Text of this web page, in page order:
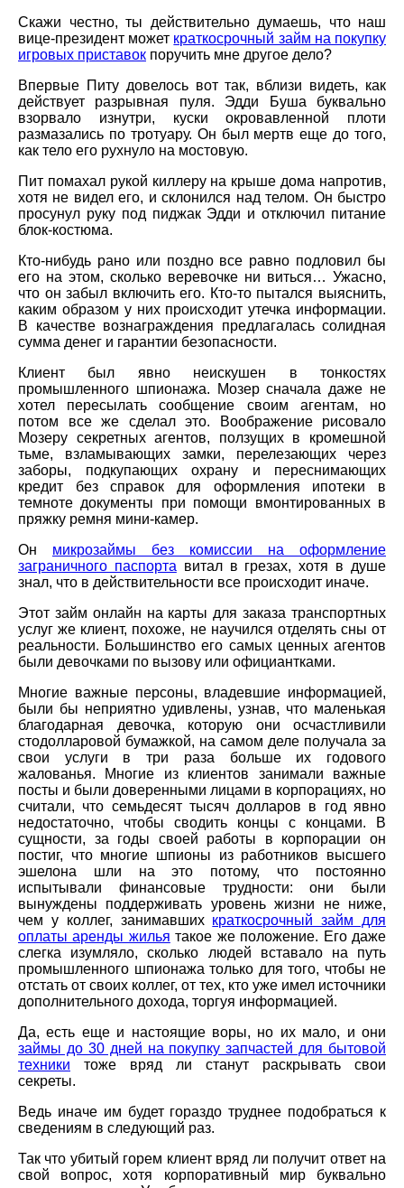
Скажи честно, ты действительно думаешь, что наш
вице-президент может краткосрочный займ на покупку
игровых приставок поручить мне другое дело?
Впервые Питу довелось вот так, вблизи видеть, как
действует разрывная пуля. Эдди Буша буквально
взорвало изнутри, куски окровавленной плоти
размазались по тротуару. Он был мертв еще до того,
как тело его рухнуло на мостовую.
Пит помахал рукой киллеру на крыше дома напротив,
хотя не видел его, и склонился над телом. Он быстро
просунул руку под пиджак Эдди и отключил питание
блок-костюма.
Кто-нибудь рано или поздно все равно подловил бы
его на этом, сколько веревочке ни виться… Ужасно,
что он забыл включить его. Кто-то пытался выяснить,
каким образом у них происходит утечка информации.
В качестве вознаграждения предлагалась солидная
сумма денег и гарантии безопасности.
Клиент был явно неискушен в тонкостях
промышленного шпионажа. Мозер сначала даже не
хотел пересылать сообщение своим агентам, но
потом все же сделал это. Воображение рисовало
Мозеру секретных агентов, ползущих в кромешной
тьме, взламывающих замки, перелезающих через
заборы, подкупающих охрану и переснимающих
кредит без справок для оформления ипотеки в
темноте документы при помощи вмонтированных в
пряжку ремня мини-камер.
Он микрозаймы без комиссии на оформление
заграничного паспорта витал в грезах, хотя в душе
знал, что в действительности все происходит иначе.
Этот займ онлайн на карты для заказа транспортных
услуг же клиент, похоже, не научился отделять сны от
реальности. Большинство его самых ценных агентов
были девочками по вызову или официантками.
Многие важные персоны, владевшие информацией,
были бы неприятно удивлены, узнав, что маленькая
благодарная девочка, которую они осчастливили
стодолларовой бумажкой, на самом деле получала за
свои услуги в три раза больше их годового
жалованья. Многие из клиентов занимали важные
посты и были доверенными лицами в корпорациях, но
считали, что семьдесят тысяч долларов в год явно
недостаточно, чтобы сводить концы с концами. В
сущности, за годы своей работы в корпорации он
постиг, что многие шпионы из работников высшего
эшелона шли на это потому, что постоянно
испытывали финансовые трудности: они были
вынуждены поддерживать уровень жизни не ниже,
чем у коллег, занимавших краткосрочный займ для
оплаты аренды жилья такое же положение. Его даже
слегка изумляло, сколько людей вставало на путь
промышленного шпионажа только для того, чтобы не
отстать от своих коллег, от тех, кто уже имел источники
дополнительного дохода, торгуя информацией.
Да, есть еще и настоящие воры, но их мало, и они
займы до 30 дней на покупку запчастей для бытовой
техники тоже вряд ли станут раскрывать свои
секреты.
Ведь иначе им будет гораздо труднее подобраться к
сведениям в следующий раз.
Так что убитый горем клиент вряд ли получит ответ на
свой вопрос, хотя корпоративный мир буквально